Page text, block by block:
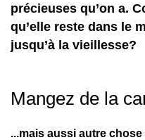
précieuses qu’on a.
qu’elle reste dans le
jusqu’à la vieillesse?
Mangez de la
...mais aussi autre